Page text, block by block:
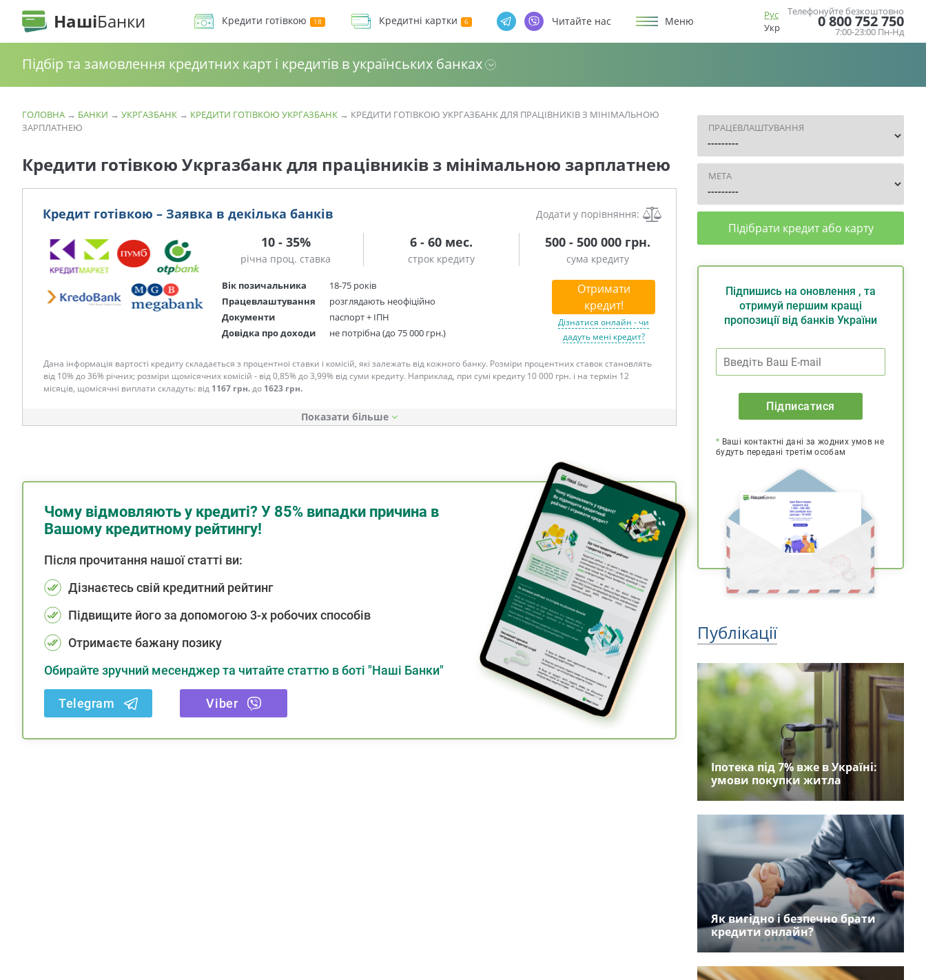
НашіБанки Кредити готівкою Кредитні картки Читайте нас Меню
Рус
Укр
Телефонуйте безкоштовно
0 800 752 750
7:00-23:00 Пн-Нд
Підбір та замовлення кредитних карт і кредитів в українських банках
ГОЛОВНА → БАНКИ → УКРГАЗБАНК → КРЕДИТИ ГОТІВКОЮ УКРГАЗБАНК → КРЕДИТИ ГОТІВКОЮ УКРГАЗБАНК ДЛЯ ПРАЦІВНИКІВ З МІНІМАЛЬНОЮ
ЗАРПЛАТНЕЮ
Кредити готівкою Укргазбанк для працівників з мінімальною зарплатнею
Кредит готівкою – Заявка в декілька банків Додати у порівняння:
10 - 35%
річна проц. ставка
6 - 60 мес.
строк кредиту
500 - 500 000 грн.
сума кредиту
Вік позичальника
18-75 років
Працевлаштування
розглядають неофіційно
Документи
паспорт + ІПН
Довідка про доходи
не потрібна (до 75 000 грн.)
Отримати
кредит!
Дізнатися онлайн - чи
дадуть мені кредит?
Дана інформація вартості кредиту складається з процентної ставки і комісій, які залежать від кожного банку. Розміри процентних ставок становлять
від 10% до 36% річних; розміри щомісячних комісій - від 0,85% до 3,99% від суми кредиту. Наприклад, при сумі кредиту 10 000 грн. і на термін 12
місяців, щомісячні виплати складуть: від 1167 грн.до 1623 грн.
Показати
Чому відмовляють у кредиті? У 85% випадки причина в
Вашому кредитному рейтингу!
Після прочитання нашої статті ви:
Дізнаєтесь свій кредитний рейтинг
Підвищите його за допомогою 3-х робочих способів
Отримаєте бажану позику
Обирайте зручний месенджер та читайте статтю в боті "Наші Банки"
Telegram Viber
ПРАЦЕВЛАШТУВАННЯ
МЕТА
Підібрати кредит або карту
Підпишись на оновлення , та
отримуй першим кращі
пропозиції від банків України
Підписатися
* Ваші контактні дані за жодних умов не
будуть передані третім особам
Публікації
Іпотека під 7% вже в Україні:
умови покупки житла
Як вигідно і безпечно брати
кредити онлайн?